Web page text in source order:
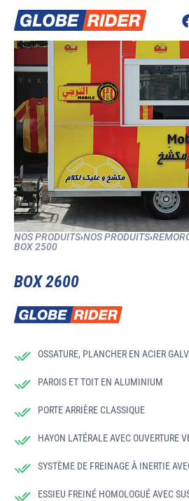
NOS PRODUITS›NOS PRODUITS›
BOX 2500
BOX 2600
OSSATURE, PLANCHER EN ACIER
PAROIS ET TOIT EN ALUMINIUM
PORTE ARRIÈRE CLASSIQUE
HAYON LATÉRALE AVEC OUVERTURE
SYSTÈME DE FREINAGE À INERTIE
ESSIEU FREINÉ HOMOLOGUÉ AVEC